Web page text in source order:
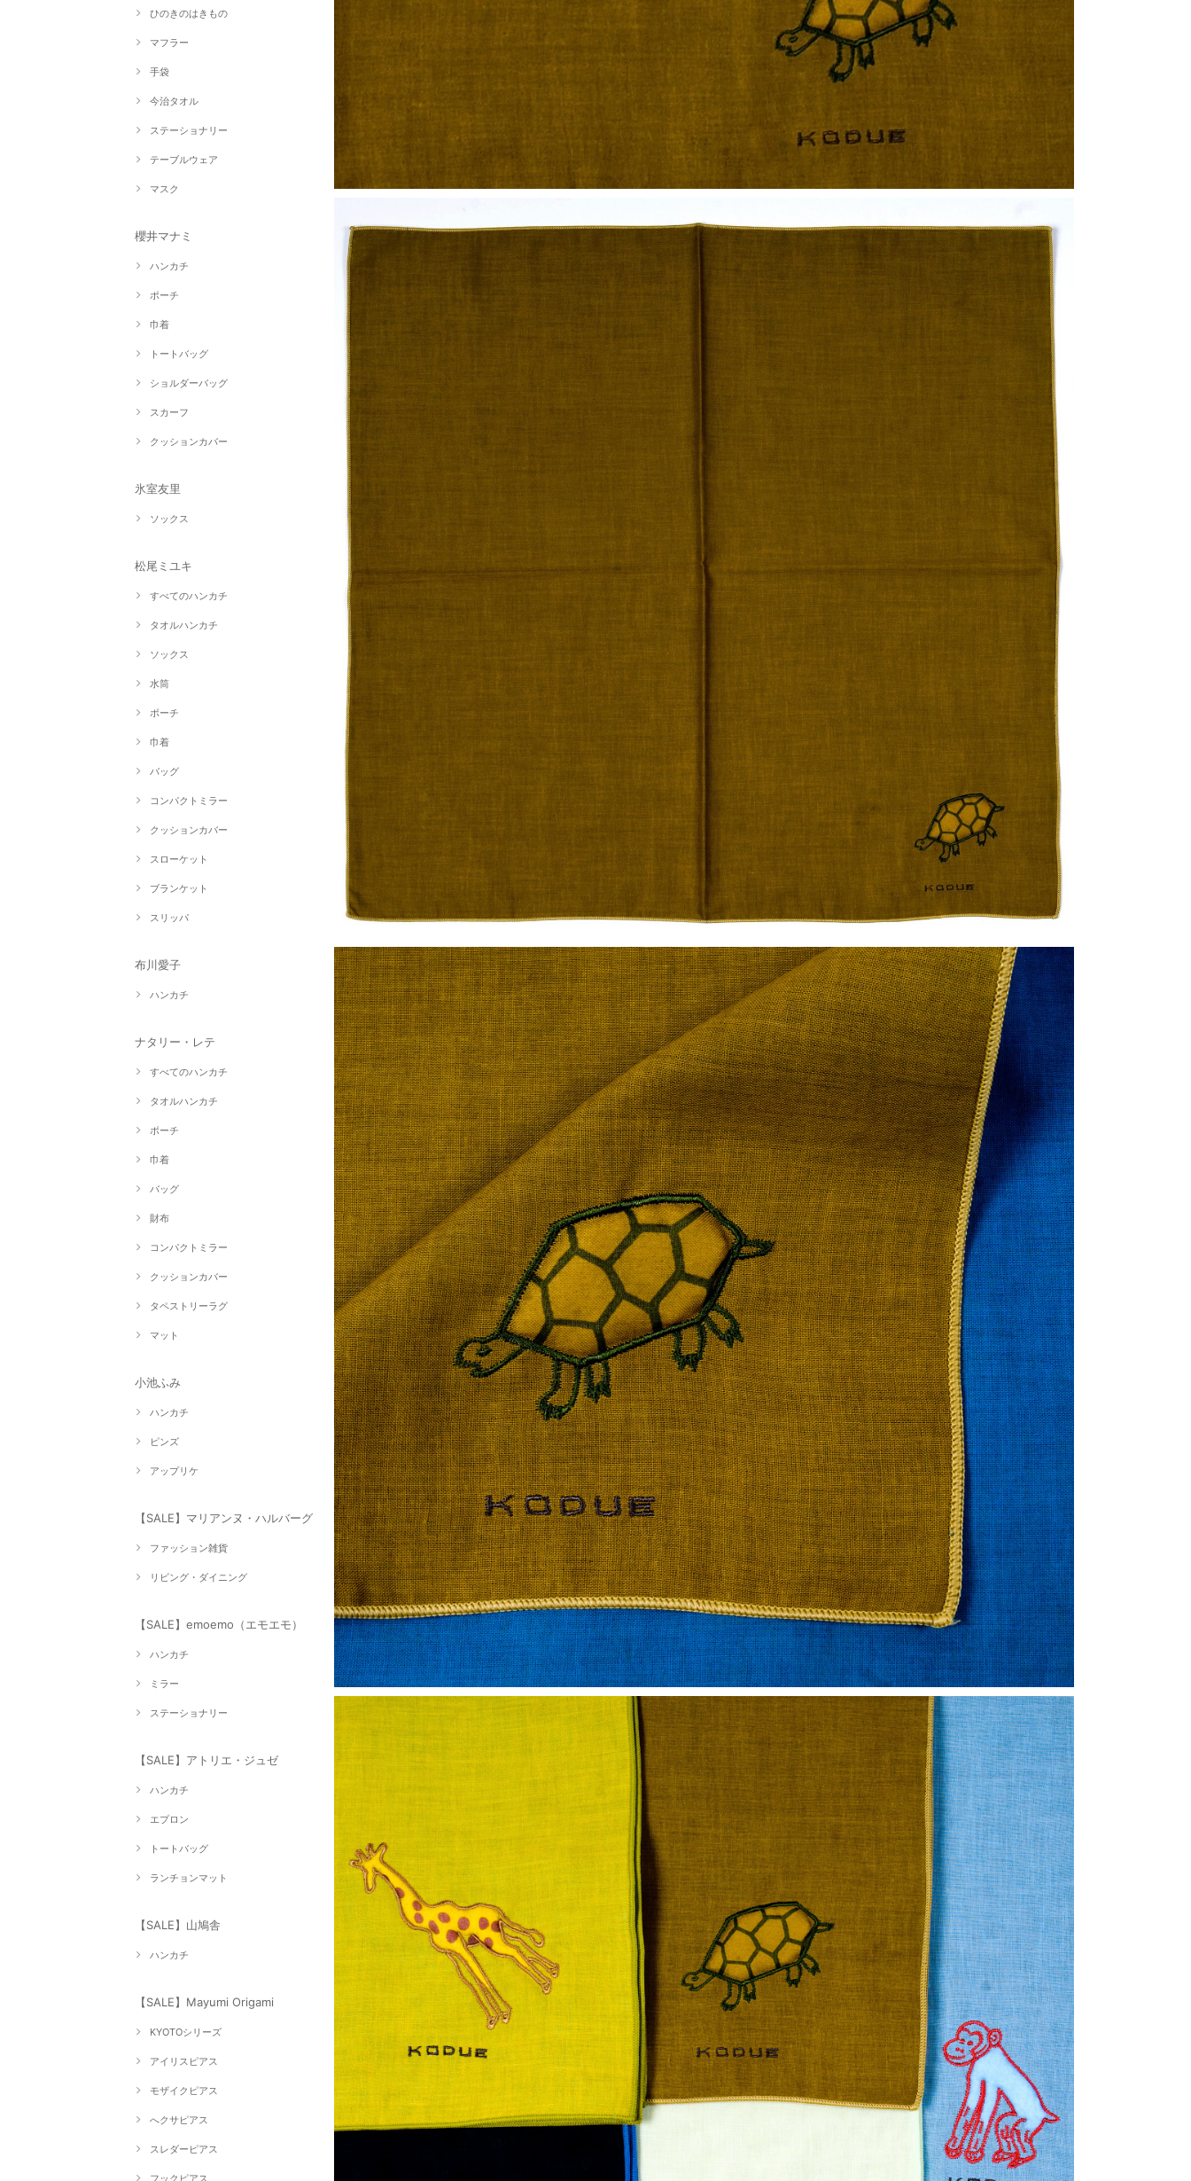
ひのきのはきもの
マフラー
手袋
今治タオル
ステーショナリー
テーブルウェア
マスク
櫻井マナミ
ハンカチ
ポーチ
巾着
トートバッグ
ショルダーバッグ
スカーフ
クッションカバー
氷室友里
ソックス
松尾ミユキ
すべてのハンカチ
タオルハンカチ
ソックス
水筒
ポーチ
巾着
バッグ
コンパクトミラー
クッションカバー
スローケット
ブランケット
スリッパ
布川愛子
ハンカチ
ナタリー・レテ
すべてのハンカチ
タオルハンカチ
ポーチ
巾着
バッグ
財布
コンパクトミラー
クッションカバー
タペストリーラグ
マット
小池ふみ
ハンカチ
ピンズ
アップリケ
【SALE】マリアンヌ・ハルバーグ
ファッション雑貨
リビング・ダイニング
【SALE】emoemo（エモエモ）
ハンカチ
ミラー
ステーショナリー
【SALE】アトリエ・ジュゼ
ハンカチ
エプロン
トートバッグ
ランチョンマット
【SALE】山鳩舎
ハンカチ
【SALE】Mayumi Origami
KYOTOシリーズ
アイリスピアス
モザイクピアス
へクサピアス
スレダーピアス